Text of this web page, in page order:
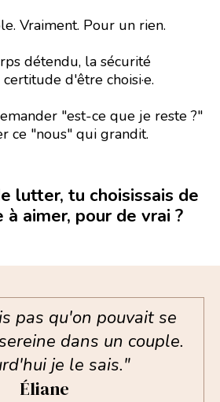
Vraiment. Pour un rien.
détendu, la sécurité
d'être choisi·e.
"est-ce que je reste ?"
ce "nous" qui grandit.
lutter, tu choisissais de
à aimer, pour de vrai ?
pas qu'on pouvait se
dans un couple.
je le sais."
Éliane